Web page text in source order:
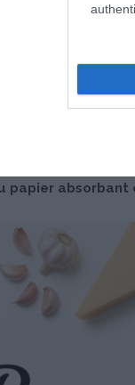
un saladier,
une spatule.
en continuant
dans cette
papier